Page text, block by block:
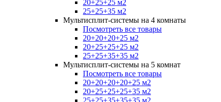
20+25+25 м2
25+25+35 м2
Мультисплит-системы на 4 комнаты
Посмотреть все товары
20+20+20+25 м2
20+25+25+25 м2
25+25+35+35 м2
Мультисплит-системы на 5 комнат
Посмотреть все товары
20+20+20+20+25 м2
20+25+25+25+35 м2
25+25+35+35+35 м2